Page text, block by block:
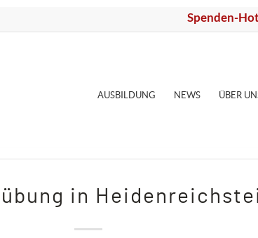
Spenden-
AUSBILDUNG NEWS ÜBER
in